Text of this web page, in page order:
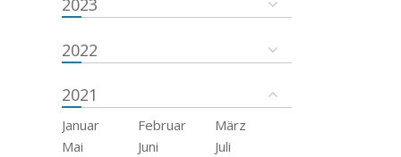
2023
2022
2021
Januar Februar
März
Mai
Juni
Juli